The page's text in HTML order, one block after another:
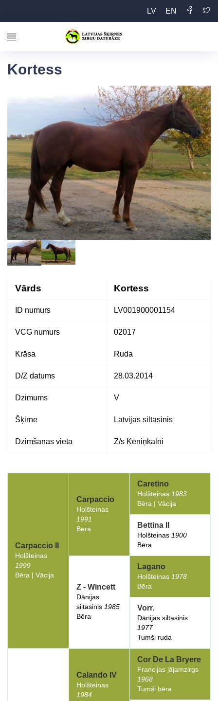
LV EN
Kortess
Vārds Kortess
ID numurs LV001900001154
VCG numurs 02017
Krāsa Ruda
D/Z datums 28.03.2014
Dzimums V
Šķirne Latvijas siltasinis
Dzimšanas vieta Z/s Ķēniņkalni
Carpaccio II
Holšteinas
1999
Bēra | Vācija
Carpaccio
Holšteinas
1991
Bēra
Caretino
Holšteinas 1983
Bēra | Vācija
Bettina II
Holšteinas 1900
Bēra
Z - Wincett
Dānijas
siltasinis 1985
Bēra
Lagano
Holšteinas 1978
Bēra
Vorr.
Dānijas siltasinis
1977
Tumši ruda
Calando IV
Holšteinas
1984
Cor De La Bryere
Francijas jājamzirgs
1968
Tumši bēra